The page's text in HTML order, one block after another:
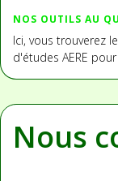
NOS OUTILS AU
Ici, vous trouverez
d'études AERE
Nous